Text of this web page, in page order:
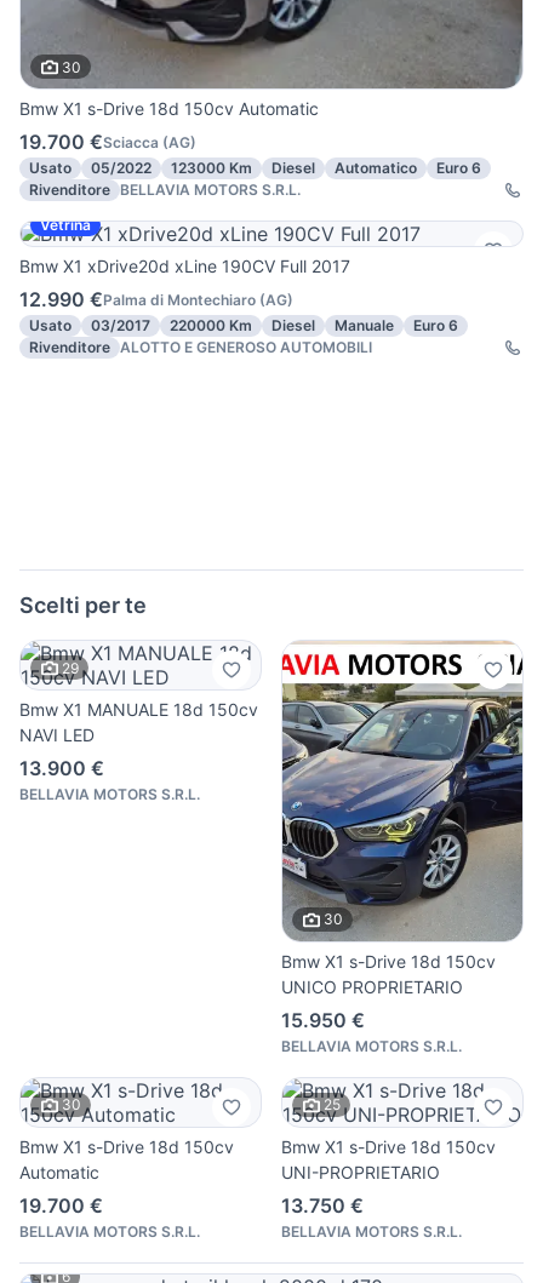
30
Bmw X1 s-Drive 18d 150cv Automatic
19.700 €Sciacca (AG)
Usato
05/2022 123000 Km Diesel Automatico
Euro 6
Rivenditore BELLAVIA MOTORS S.R.L.
Vetrina
Bmw X1 xDrive20d xLine 190CV Full 2017
12.990 €Palma di Montechiaro (AG)
Usato
03/2017 220000 Km Diesel Manuale
Euro 6
Rivenditore ALOTTO E GENEROSO AUTOMOBILI
Scelti per te
29
Bmw X1 MANUALE 18d 150cv
NAVI LED
13.900 €
BELLAVIA MOTORS S.R.L.
30
Bmw X1 s-Drive 18d 150cv
UNICO PROPRIETARIO
15.950 €
BELLAVIA MOTORS S.R.L.
30
Bmw X1 s-Drive 18d 150cv
Automatic
19.700 €
BELLAVIA MOTORS S.R.L.
25
Bmw X1 s-Drive 18d 150cv
UNI-PROPRIETARIO
13.750 €
BELLAVIA MOTORS S.R.L.
6